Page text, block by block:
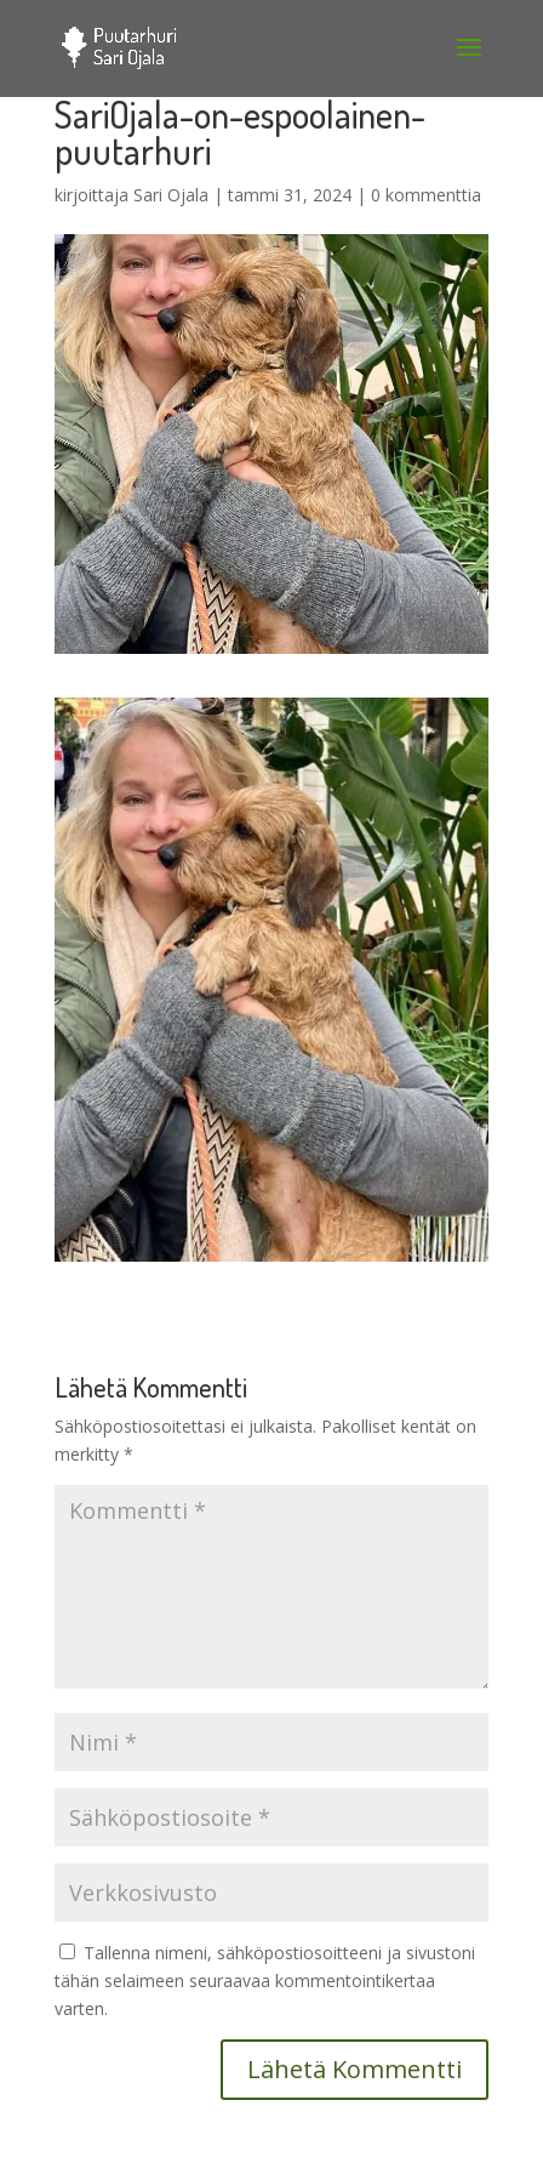
SariOjala-on-espoolainen-
puutarhuri
kirjoittaja Sari Ojala |tammi 31, 2024| 0 kommenttia
Lähetä Kommentti
Sähköpostiosoitettasi ei julkaista. Pakolliset kentät on
merkitty *
Tallenna nimeni, sähköpostiosoitteeni ja sivustoni
tähän selaimeen seuraavaa kommentointikertaa
varten.